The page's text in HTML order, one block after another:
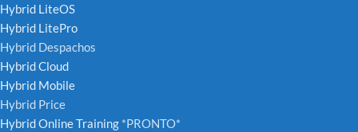
Hybrid LiteOS
Hybrid LitePro
Hybrid Despachos
Hybrid Cloud
Hybrid Mobile
Hybrid Price
Hybrid Online Training *PRONTO*